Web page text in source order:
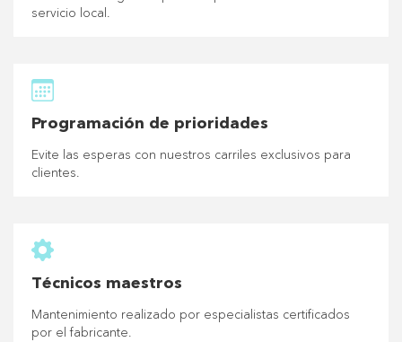
servicio local.
Programación de prioridades
Evite las esperas con nuestros carriles exclusivos para
clientes.
Técnicos maestros
Mantenimiento realizado por especialistas certificados
por el fabricante.